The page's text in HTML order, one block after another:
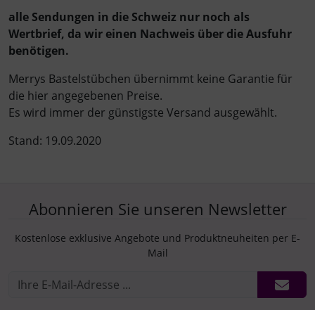
alle Sendungen in die Schweiz nur noch als
Wertbrief, da wir einen Nachweis über die Ausfuhr
benötigen.
Merrys Bastelstübchen übernimmt keine Garantie für
die hier angegebenen Preise.
Es wird immer der günstigste Versand ausgewählt.
Stand: 19.09.2020
Abonnieren Sie unseren Newsletter
Kostenlose exklusive Angebote und Produktneuheiten per E-
Mail